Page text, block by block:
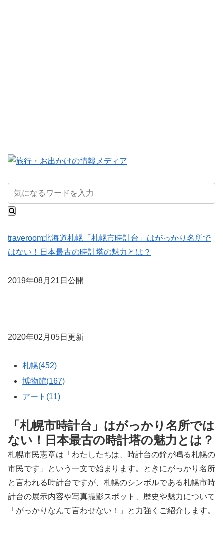
traveroom北海道札幌 「札幌市時計台」はがっかり名所で
はない！日本最古の時計塔の魅力とは？
2019年08月21日公開
2020年02月05日更新
札幌(452)
博物館(167)
アート(11)
「札幌市時計台」はがっかり名所では
ない！日本最古の時計塔の魅力とは？
札幌市民憲章は「わたしたちは、時計台の鐘が鳴る札幌の
市民です」という一文で始まります。ときにがっかり名所
と言われる時計台ですが、札幌のシンボルである札幌市時
計台の展示内容や写真撮影スポット、歴史や魅力について
「がっかりなんて言わせない！」と力強くご紹介します。